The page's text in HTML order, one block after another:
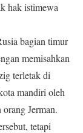
hak istimewa
bagian timur
memisahkan
terletak di
mandiri oleh
Jerman.
tetapi